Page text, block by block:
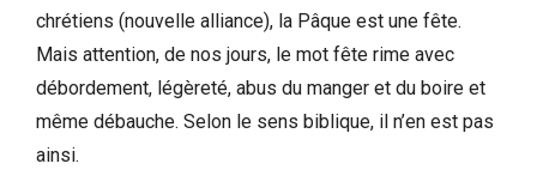
chrétiens (nouvelle alliance), la Pâque est une fête.
Mais attention, de nos jours, le mot fête rime avec
débordement, légèreté, abus du manger et du boire et
même débauche. Selon le sens biblique, il n’en est pas
ainsi.